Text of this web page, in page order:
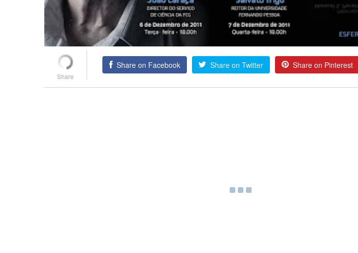
Share on Facebook Share on Twitter Share on Pinterest